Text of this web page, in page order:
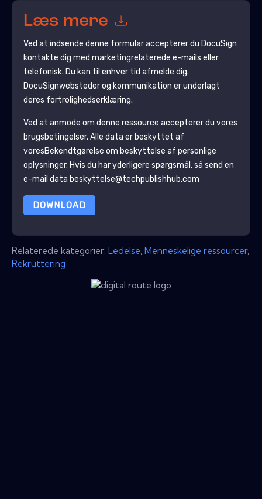
Læs mere
Ved at indsende denne formular accepterer du DocuSign
kontakte dig med marketingrelaterede e-mails eller
telefonisk. Du kan til enhver tid afmelde dig.
DocuSignwebsteder og kommunikation er underlagt
deres fortrolighedserklæring.
Ved at anmode om denne ressource accepterer du vores
brugsbetingelser. Alle data er beskyttet af
voresBekendtgørelse om beskyttelse af personlige
oplysninger. Hvis du har yderligere spørgsmål, så send en
e-mail data beskyttelse@techpublishhub.com
DOWNLOAD
Relaterede kategorier: Ledelse Menneskelige ressourcer,
Rekruttering